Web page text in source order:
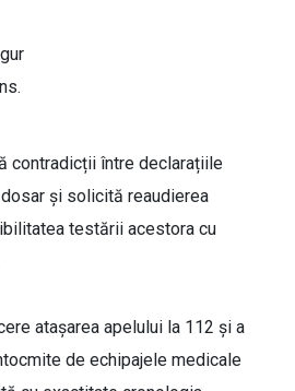
contradicții între declarațiile
și solicită reaudierea
testării acestora cu
atașarea apelului la 112 și a
de echipajele medicale